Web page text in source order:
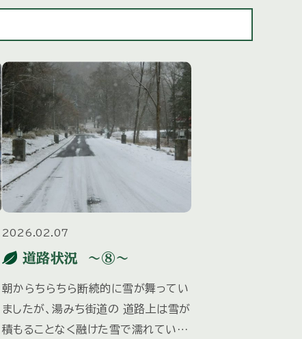
2026.02.07
道路状況 ～⑧～
朝からちらちら断続的に雪が舞ってい
ましたが、湯みち街道の 道路上は雪が
積もることなく融けた雪で濡れていま